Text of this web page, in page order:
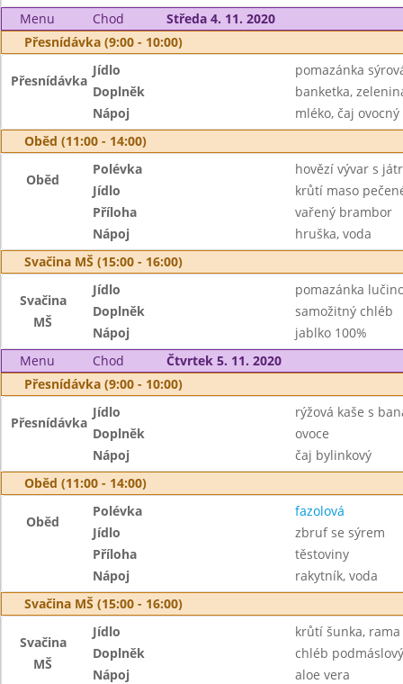
Menu
Chod
Středa 4. 11. 2020
Přesnídávka (9:00 - 10:00)
Přesnídávka
Jídlo
pomazánka
Doplněk
banketka,
Nápoj
mléko, čaj ovocný
Oběd (11:00 - 14:00)
Oběd
Polévka
hovězí vývar s
Jídlo
krůtí maso
Příloha
vařený brambor
Nápoj
hruška, voda
Svačina MŠ (15:00 - 16:00)
Svačina
MŠ
Jídlo
pomazánka
Doplněk
samožitný chléb
Nápoj
jablko 100%
Menu
Chod
Čtvrtek 5. 11. 2020
Přesnídávka (9:00 - 10:00)
Přesnídávka
Jídlo
rýžová kaše s
Doplněk
ovoce
Nápoj
čaj bylinkový
Oběd (11:00 - 14:00)
Oběd
Polévka
fazolová
Jídlo
zbruf se sýrem
Příloha
těstoviny
Nápoj
rakytník, voda
Svačina MŠ (15:00 - 16:00)
Svačina
MŠ
Jídlo
krůtí šunka, rama
Doplněk
chléb
Nápoj
aloe vera